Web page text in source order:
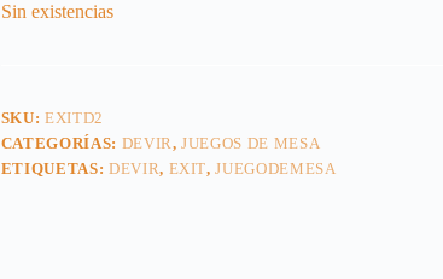
Sin existencias
SKU:EXITD2
CATEGORÍAS: DEVIR,JUEGOS DE MESA
ETIQUETAS: DEVIR, EXIT,JUEGODEMESA